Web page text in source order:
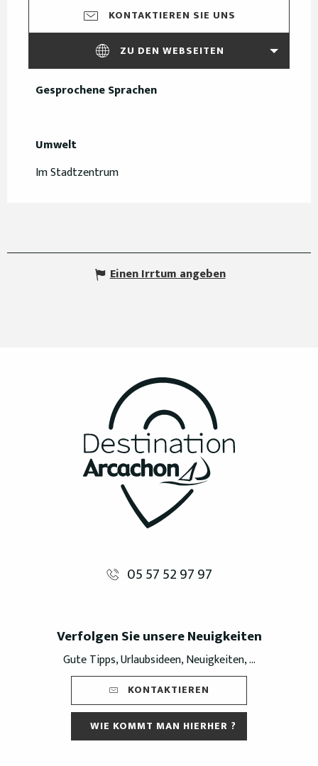
KONTAKTIEREN SIE UNS
ZU DEN WEBSEITEN
Gesprochene Sprachen
Gesprochene Sprachen
Umwelt
Umwelt
Im Stadtzentrum
Einen Irrtum angeben
05 57 52 97 97
Verfolgen Sie unsere Neuigkeiten
Gute Tipps, Urlaubsideen, Neuigkeiten, ...
KONTAKTIEREN
WIE KOMMT MAN HIERHER ?